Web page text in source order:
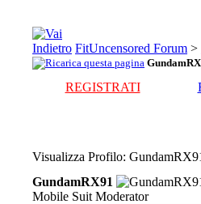
FitUncensored Forum >
REGISTRATI
Visualizza Profilo:
GundamRX91
Mobile Suit Moderator